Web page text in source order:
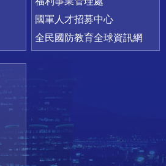
國軍人才招募中心
全民國防教育全球資訊網